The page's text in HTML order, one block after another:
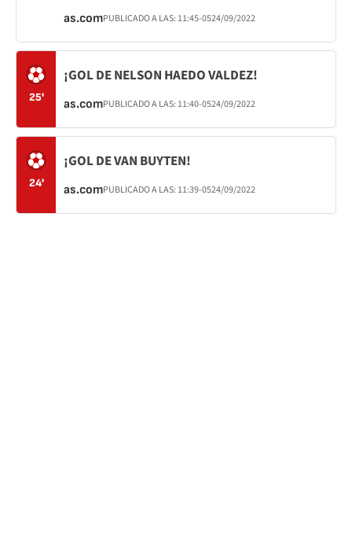
as.comPUBLICADO A LAS: 11:45-0524/09/2022
25'
¡GOL DE NELSON HAEDO VALDEZ!
as.comPUBLICADO A LAS: 11:40-0524/09/2022
24'
¡GOL DE VAN BUYTEN!
as.comPUBLICADO A LAS: 11:39-0524/09/2022